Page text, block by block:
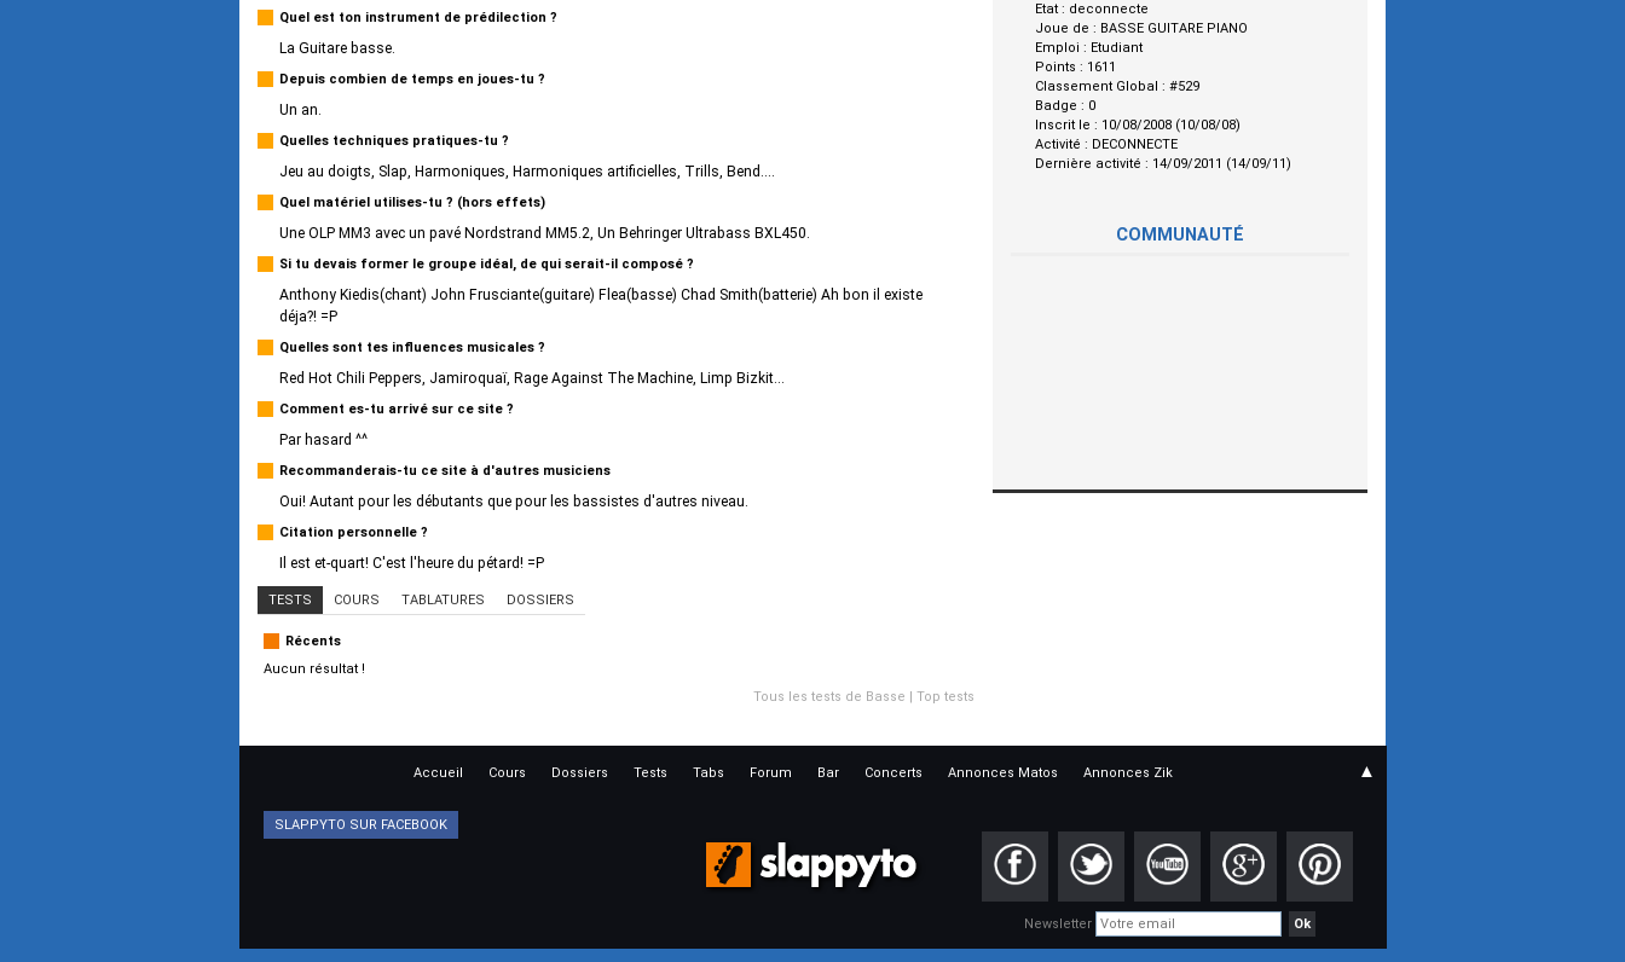
Etat : deconnecte
Joue de : BASSE GUITARE PIANO
Emploi : Etudiant
Points : 1611
Classement Global : #529
Badge : 0
Inscrit le : 10/08/2008 (10/08/08)
Activité : DECONNECTE
Dernière activité : 14/09/2011 (14/09/11)
COMMUNAUTÉ
Quel est ton instrument de prédilection ?
La Guitare basse.
Depuis combien de temps en joues-tu ?
Un an.
Quelles techniques pratiques-tu ?
Jeu au doigts, Slap, Harmoniques, Harmoniques artificielles, Trills, Bend....
Quel matériel utilises-tu ? (hors effets)
Une OLP MM3 avec un pavé Nordstrand MM5.2, Un Behringer Ultrabass BXL450.
Si tu devais former le groupe idéal, de qui serait-il composé ?
Anthony Kiedis(chant) John Frusciante(guitare) Flea(basse) Chad Smith(batterie) Ah bon il existe
déja?! =P
Quelles sont tes influences musicales ?
Red Hot Chili Peppers, Jamiroquaï, Rage Against The Machine, Limp Bizkit...
Comment es-tu arrivé sur ce site ?
Par hasard ^^
Recommanderais-tu ce site à d'autres musiciens
Oui! Autant pour les débutants que pour les bassistes d'autres niveau.
Citation personnelle ?
Il est et-quart! C'est l'heure du pétard! =P
TESTS COURS TABLATURES DOSSIERS
Récents
Aucun résultat !
Tous les tests de Basse | Top tests
Accueil Cours Dossiers Tests Tabs Forum Bar Concerts Annonces Matos Annonces Zik ▲
SLAPPYTO SUR FACEBOOK
Newsletter